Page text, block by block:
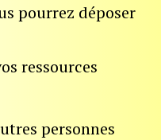
pourrez déposer
ressources
personnes